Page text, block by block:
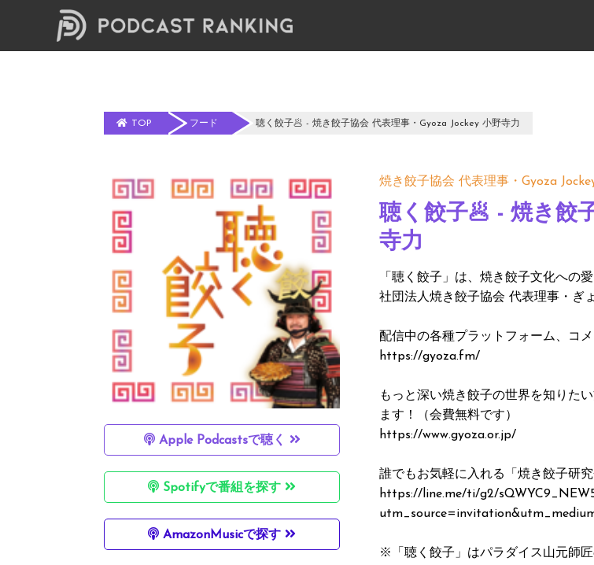
TOP フード 聴く餃子🥟 - 焼き餃子協会 代表理事・Gyoza Jockey 小野寺力
Apple Podcastsで聴く
Spotifyで番組を探す
AmazonMusicで探す
焼き餃子協会 代表理事・Gyoza
聴く餃子🥟 - 焼き餃
寺力
「聴く餃子」は、焼き餃子文化への
社団法人焼き餃子協会 代表理事・ぎ
配信中の各種プラットフォーム、コ
https://gyoza.fm/
もっと深い焼き餃子の世界を知りた
ます！（会費無料です）
https://www.gyoza.or.jp/
誰でもお気軽に入れる「焼き餃子研
https://line.me/ti/g2/
※「聴く餃子」はパラダイス山元師